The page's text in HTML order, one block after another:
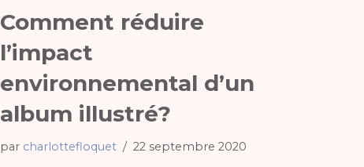
Comment réduire
l’impact
environnemental d’un
album illustré?
par charlottefloquet 22 septembre 2020